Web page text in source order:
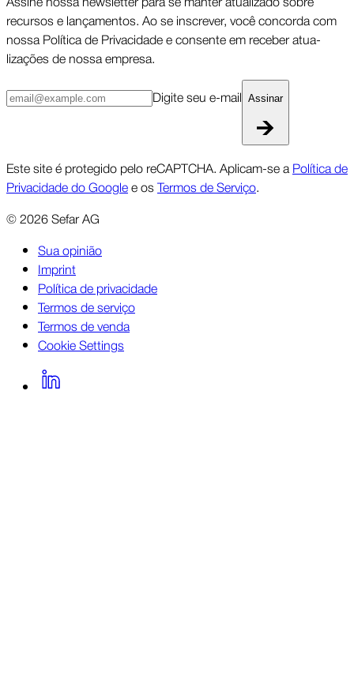
recursos e lança­mentos. Ao se inscrever, você concorda com
nossa Política de Priva­cidade e consente em receber atua­
lizações de nossa empresa.
Digite seu e-mail Assinar
Este site é protegido pelo reCAPTCHA. Aplicam-se a Política de
Privacidade do Googlee os Termos de Serviço.
©2026Sefar AG
Sua opinião
Imprint
Política de privacidade
Termos de serviço
Termos de venda
Cookie Settings